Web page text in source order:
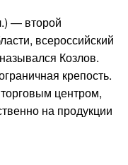
— второй
всероссийский
Козлов.
крепость.
центром,
на продукции